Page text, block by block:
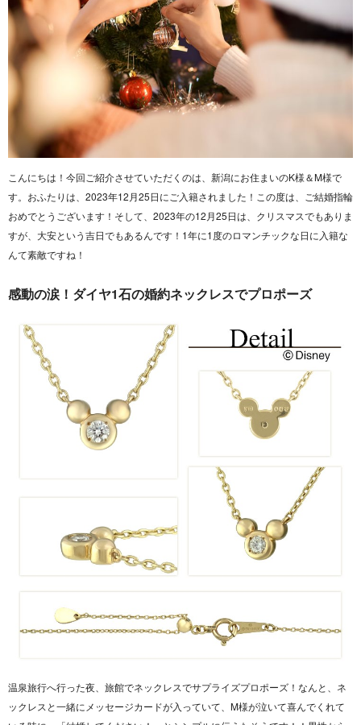
こんにちは！今回ご紹介させていただくのは、新潟にお住まいのK様＆M様で
す。おふたりは、2023年12月25日にご入籍されました！この度は、ご結婚指輪
おめでとうございます！そして、2023年の12月25日は、クリスマスでもありま
すが、大安という吉日でもあるんです！1年に1度のロマンチックな日に入籍な
んて素敵ですね！
感動の涙！ダイヤ1石の婚約ネックレスでプロポーズ
温泉旅行へ行った夜、旅館でネックレスでサプライズプロポーズ！なんと、ネ
ックレスと一緒にメッセージカードが入っていて、M様が泣いて喜んでくれて